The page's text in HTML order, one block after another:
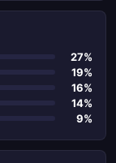
27%
19%
16%
14%
9%